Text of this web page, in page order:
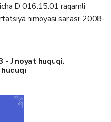
D 016.15.01 raqamli
himoyasi sanasi: 2008-
- Jinoyat huquqi.